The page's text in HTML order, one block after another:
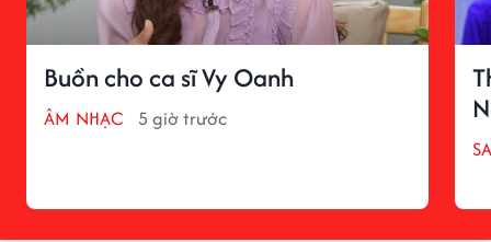
Buồn cho ca sĩ Vy Oanh
ÂM NHẠC 5 giờ trước